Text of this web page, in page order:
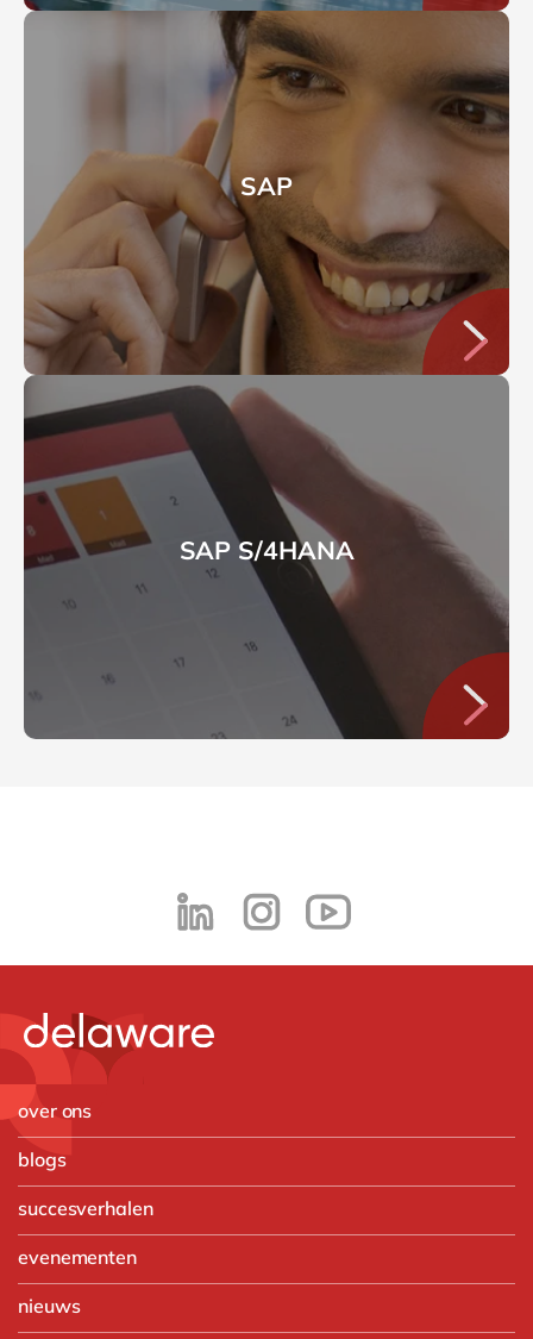
SAP
SAP S/4HANA
over ons
blogs
succesverhalen
evenementen
nieuws